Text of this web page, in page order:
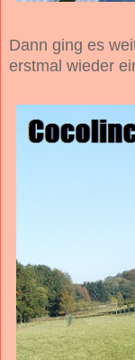
Dann ging es
erstmal wieder